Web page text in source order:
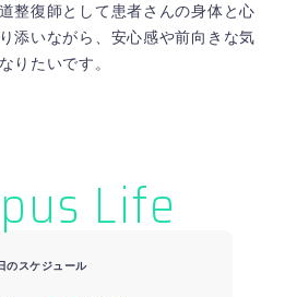
整復師として患者さんの身体と心
添いながら、安心感や前向きな気
りたいです。
Life
のスケジュール